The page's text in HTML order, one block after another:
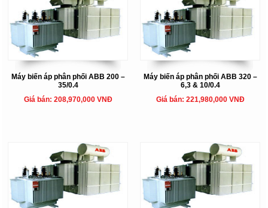
Máy biến áp phân phối ABB 200 –
35/0.4
Giá bán: 208,970,000 VNĐ
Máy biến áp phân phối ABB 320 –
6,3 & 10/0.4
Giá bán: 221,980,000 VNĐ